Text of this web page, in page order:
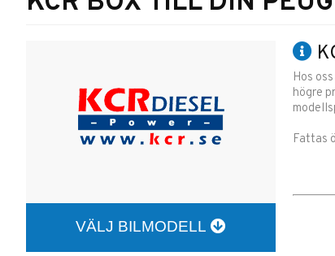
Hos
högre
Fattas
VÄLJ BILMODELL